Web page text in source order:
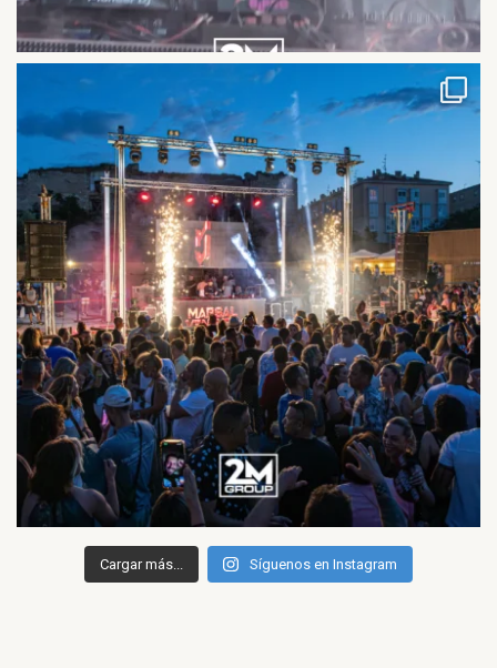
Cargar más... Síguenos en Instagram